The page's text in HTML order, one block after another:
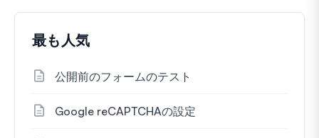
最も人気
公開前のフォームのテスト
Google reCAPTCHAの設定